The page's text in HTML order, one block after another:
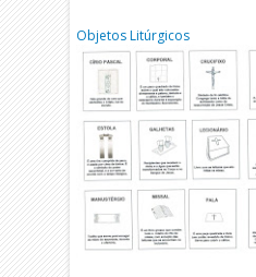
Objetos Litúrgicos